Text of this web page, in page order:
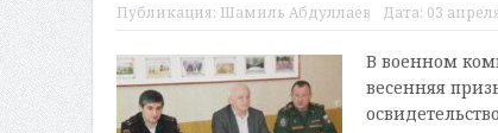
Публикация: Шамиль Абдуллаев Дата: 03
В военном
весенняя